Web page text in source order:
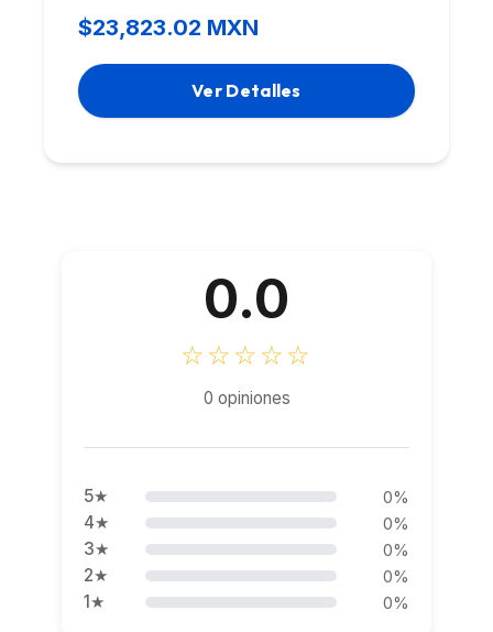
$23,823.02 MXN
Ver Detalles
0.0
☆☆☆☆☆
0 opiniones
5★ 0%
4★ 0%
3★ 0%
2★ 0%
1★ 0%